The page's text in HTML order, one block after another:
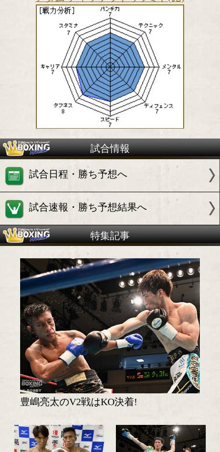
VS
フィリピン ウェルター級王者
WBO Asia Pacificウェルター級10位
OPBFウェルター級13位
アダム ディウ アブドゥラミド(
試合情報
試合日程・勝ち予想へ
試合速報・勝ち予想結果へ
特集記事